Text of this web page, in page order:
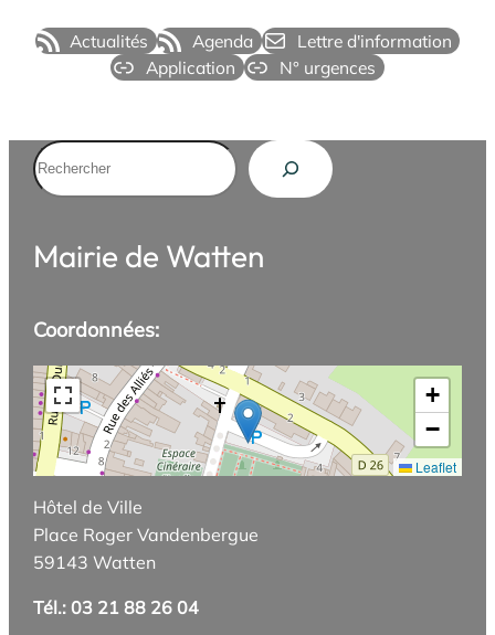
Actualités Agenda
Lettre d'information
Application
N° urgences
Rechercher
Mairie de Watten
Coordonnées:
+
−
Leaflet
Hôtel de Ville
Place Roger Vandenbergue
59143 Watten
Tél.: 03 21 88 26 04